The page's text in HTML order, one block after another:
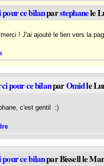
ce bilanparstephanele
! J'ai ajouté le lien vers la
pour ce bilanparOmidle
c'est gentil :)
ce bilanpar Bissell le